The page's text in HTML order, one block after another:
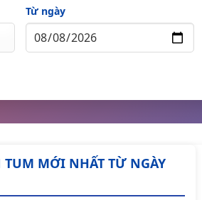
Từ ngày
TUM MỚI NHẤT TỪ NGÀY